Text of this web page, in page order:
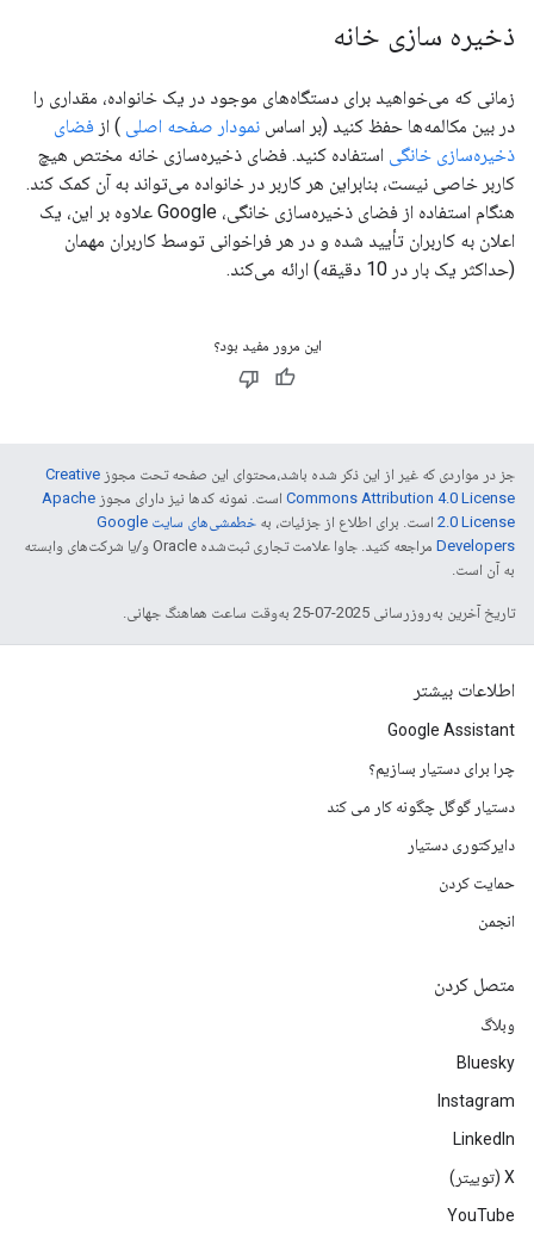
ذخیره سازی خانه
زمانی که می‌خواهید برای دستگاه‌های موجود در یک خانواده، مقداری را
در بین مکالمه‌ها حفظ کنید (بر اساس نمودار صفحه اصلی ) از فضای
ذخیره‌سازی خانگی استفاده کنید. فضای ذخیره‌سازی خانه مختص هیچ
کاربر خاصی نیست، بنابراین هر کاربر در خانواده می‌تواند به آن کمک کند.
هنگام استفاده از فضای ذخیره‌سازی خانگی، Google علاوه بر این، یک
اعلان به کاربران تأیید شده و در هر فراخوانی توسط کاربران مهمان
(حداکثر یک بار در 10 دقیقه) ارائه می‌کند.
این مرور مفید بود؟
جز در مواردی که غیر از این ذکر شده باشد،‌محتوای این صفحه تحت مجوز Creative
Commons Attribution 4.0 License است. نمونه کدها نیز دارای مجوز Apache
2.0 License است. برای اطلاع از جزئیات، به
خطمشی‌های سایت Google
Developers‏
مراجعه کنید. جاوا علامت تجاری ثبت‌شده Oracle و/یا شرکت‌های وابسته
به آن است.
تاریخ آخرین به‌روزرسانی 2025-07-25 به‌وقت ساعت هماهنگ جهانی.
اطلاعات بیشتر
Google Assistant
چرا برای دستیار بسازیم؟
دستیار گوگل چگونه کار می کند
دایرکتوری دستیار
حمایت کردن
انجمن
متصل کردن
وبلاگ
Bluesky
Instagram
LinkedIn
‫X (توییتر)
YouTube